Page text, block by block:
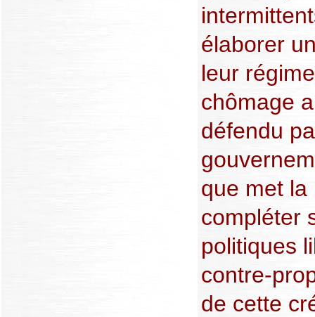
élaborer
leur
chômage
défendu
que met la
compléter
politiques
contre-
de cette